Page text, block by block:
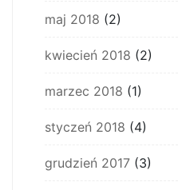
maj 2018 (2)
kwiecień 2018 (2)
marzec 2018 (1)
styczeń 2018 (4)
grudzień 2017 (3)